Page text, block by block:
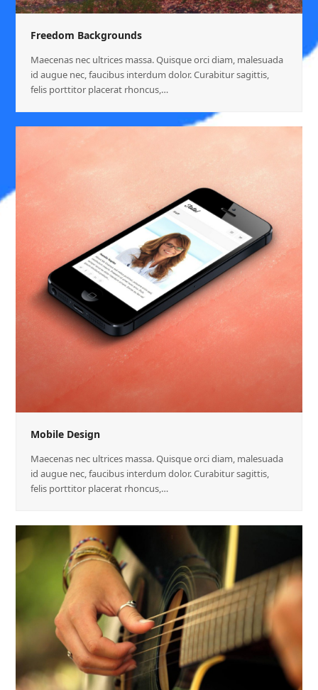
Freedom Backgrounds
Maecenas nec ultrices massa. Quisque orci diam, malesuada
id augue nec, faucibus interdum dolor. Curabitur sagittis,
felis porttitor placerat rhoncus,…
Mobile Design
Maecenas nec ultrices massa. Quisque orci diam, malesuada
id augue nec, faucibus interdum dolor. Curabitur sagittis,
felis porttitor placerat rhoncus,…